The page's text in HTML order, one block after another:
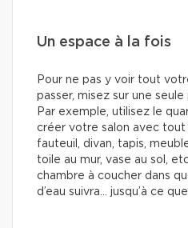
Un espace à la fois
Pour ne pas y voir tout
passer, misez sur une
Par exemple, utilisez le
créer votre salon avec tout
fauteuil, divan, tapis,
toile au mur, vase au sol,
chambre à coucher dans
d’eau suivra… jusqu’à ce